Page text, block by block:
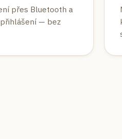
přes Bluetooth a
— bez